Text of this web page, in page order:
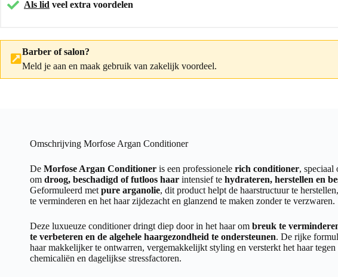
Als lid veel extra voordelen
Barber of salon?
Meld je aan en maak gebruik van zakelijk voordeel.
Omschrijving Morfose Argan Conditioner
De Morfose Argan Conditioner is een professionele rich conditioner,
om droog, beschadigd of futloos haar intensief te hydrateren, herstellen en
Geformuleerd met pure arganolie, dit product helpt de haarstructuur te
te verminderen en het haar zijdezacht en glanzend te maken zonder te verzwaren.
Deze luxueuze conditioner dringt diep door in het haar om breuk te
te verbeteren en de algehele haargezondheid te ondersteunen. De rijke
haar makkelijker te ontwarren, vergemakkelijkt styling en versterkt het haar tegen
chemicaliën en dagelijkse stressfactoren.